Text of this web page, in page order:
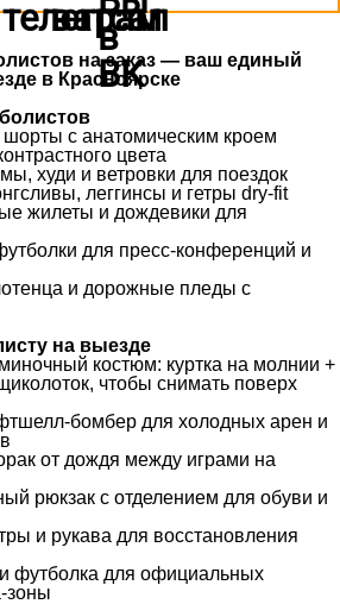
на заказ — ваш единый
в Красноярске
с анатомическим кроем
цвета
худи и ветровки для поездок
леггинсы и гетры dry-fit
жилеты и дождевики для
для пресс-конференций и
и дорожные пледы с
на выезде
костюм: куртка на молнии +
чтобы снимать поверх
бомбер для холодных арен и
от дождя между играми на
рюкзак с отделением для обуви и
и рукава для восстановления
футболка для официальных
зоны